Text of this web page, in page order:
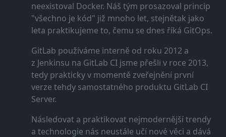
neexistoval Docker. Náš tým prosazoval princip
"všechno je kód" již mnoho let, stejnětak jako
leta praktikujeme to, čemu se dnes říká GitOps.
GitLab používáme interně od roku 2012 a
z Jenkinsu na GitLab CI jsme přešli v roce 2013,
tedy prakticky v momentě zveřejnění první
verze tehdy samostatného produktu GitLab CI
Server.
Následovat a praktikovat nejmodernější trendy
a technologie nás neustále učí nové věci a dává